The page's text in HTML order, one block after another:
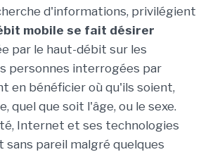
d'informations, privilégient
mobile se fait désirer
par le haut-débit sur les
personnes interrogées par
en bénéficier où qu'ils soient,
quel que soit l'âge, ou le sexe.
Internet et ses technologies
pareil malgré quelques